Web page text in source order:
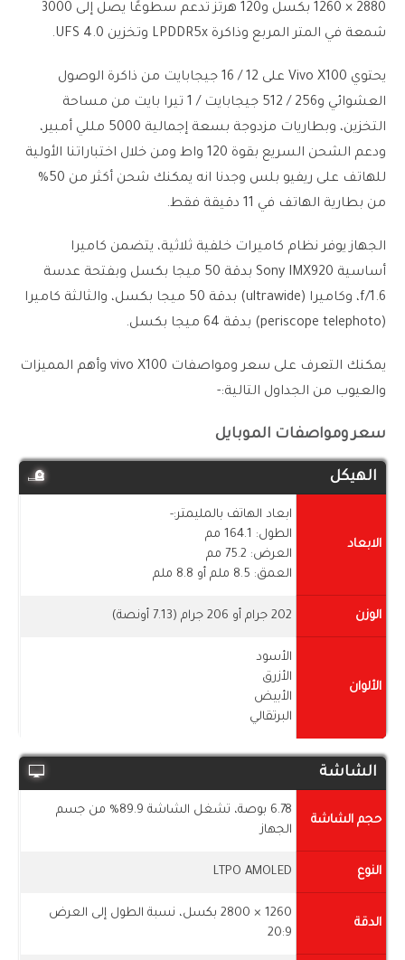
2880 × 1260 بكسل و120 هرتز تدعم سطوعًا يصل إلى 3000
شمعة في المتر المربع وذاكرة LPDDR5x وتخزين UFS 4.0.
يحتوي Vivo X100 على 12 / 16 جيجابايت من ذاكرة الوصول
العشوائي و256 / 512 جيجابايت / 1 تيرا بايت من مساحة
التخزين، وبطاريات مزدوجة بسعة إجمالية 5000 مللي أمبير،
ودعم الشحن السريع بقوة 120 واط ومن خلال اختباراتنا الأولية
للهاتف على ريفيو بلس وجدنا انه يمكنك شحن أكثر من 50%
من بطارية الهاتف في 11 دقيقة فقط.
الجهاز يوفر نظام كاميرات خلفية ثلاثية، يتضمن كاميرا
أساسية Sony IMX920 بدقة 50 ميجا بكسل وبفتحة عدسة
f/1.6، وكاميرا (ultrawide) بدقة 50 ميجا بكسل، والثالثة كاميرا
(periscope telephoto) بدقة 64 ميجا بكسل.
يمكنك التعرف على سعر ومواصفات vivo X100 وأهم المميزات
والعيوب من الجداول التالية:-
سعر ومواصفات الموبايل
الهيكل
الابعاد
ابعاد الهاتف بالمليمتر:-
الطول: 164.1 مم
العرض: 75.2 مم
العمق: 8.5 ملم أو 8.8 ملم
الوزن 202 جرام أو 206 جرام (7.13 أونصة)
الألوان
الأسود
الأزرق
الأبيض
البرتقالي
الشاشة
حجم الشاشة
6.78 بوصة، تشغل الشاشة 89.9% من جسم
الجهاز
النوع LTPO AMOLED
الدقة
1260 × 2800 بكسل، نسبة الطول إلى العرض
20:9